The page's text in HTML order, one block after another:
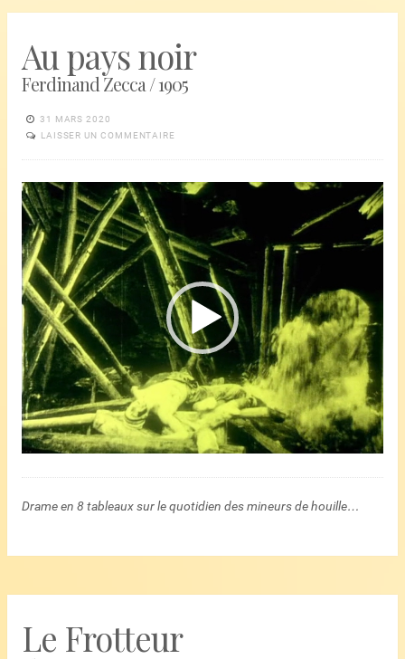
Au pays noir
Ferdinand Zecca / 1905
31 MARS 2020
LAISSER UN COMMENTAIRE
Lecteur
vidéo
Drame en 8 tableaux sur le quotidien des mineurs de houille…
Le Frotteur